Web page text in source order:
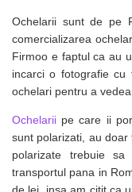
Ochelarii sunt de pe
comercializarea
Firmoo e faptul ca au
incarci o fotografie
ochelari pentru a
Ochelarii pe care ii
sunt polarizati, au doar
polarizate trebuie
transportul pana in